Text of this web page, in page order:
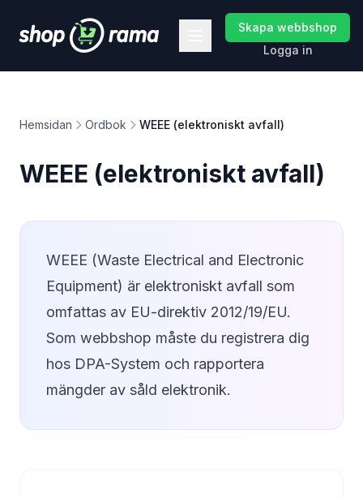
Skapa webbshop
Logga in
Hemsidan Ordbok WEEE (elektroniskt avfall)
WEEE (elektroniskt avfall)
WEEE (Waste Electrical and Electronic
Equipment) är elektroniskt avfall som
omfattas av EU-direktiv 2012/19/EU.
Som webbshop måste du registrera dig
hos DPA-System och rapportera
mängder av såld elektronik.